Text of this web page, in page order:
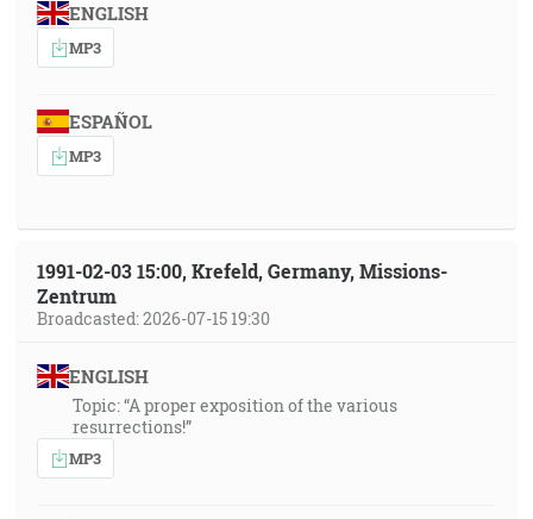
ENGLISH
MP3
ESPAÑOL
MP3
1991-02-03 15:00, Krefeld, Germany, Missions-
Zentrum
Broadcasted: 2026-07-15 19:30
ENGLISH
Topic: “A proper exposition of the various
resurrections!”
MP3